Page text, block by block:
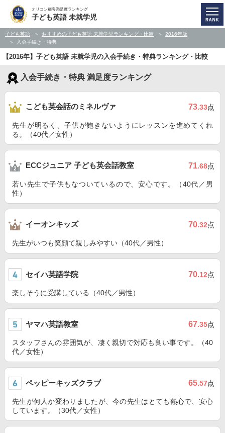
オリコン顧客満足度ランキング
子ども英語 未就学児
子ども英語 おすすめの子ども英語 未就学児ランキング・比較
2016年版
入会手続き・特典
【2016年】子ども英語 未就学児の入会手続き・特典ランキング・比較
入会手続き・特典 満足度ランキング
こども英会話のミネルヴァ 73.33点
先生が明るく、子供が飽きないようにレッスンを進めてくれ
る。（40代／女性）
ECCジュニア 子ども英会話教室 71.68点
若い先生で子供もなついているので、安心です。（40代／男
性）
イーオンキッズ 70.32点
先生がいつも笑顔て親しみやすい（40代／男性）
セイハ英語学院 70.12点
楽しそうに受講している（40代／男性）
ヤマハ英語教室 67.35点
スタッフさんの雰囲気が、凄く親切で対応も良い事です。（40
代／女性）
ペッピーキッズクラブ 65.57点
先生が何人か変わりましたが、今の先生はとても熱心で、安心
しています。（30代／女性）